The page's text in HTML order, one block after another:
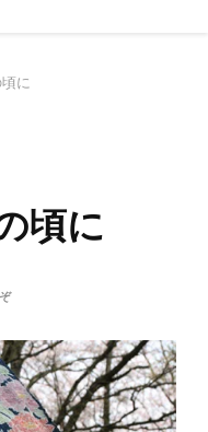
に
頃に
(桜
今
日
こ
の